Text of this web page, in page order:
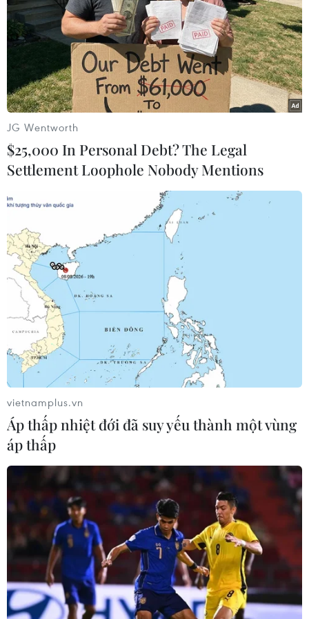
(TTXVN/Vietnam+)
#Thủ đô Mexico
#World Cup 2026
#Ngày hội bóng đá
#Hoa cúc vạn thọ
Mexico
Theo dõi VietnamPlus
WORLD CUP 2026
Đình chỉ chức vụ một hiệu trưởng do liên quan
đường dây cá độ bóng đá
World Cup 2026 mang lại hơn 2,3 tỷ USD doanh
thu du lịch cho Mexico
World Cup 2026 đóng góp khoảng 20 tỷ USD
JG Wentworth
$25,000 In Personal Debt? The Legal
Settlement Loophole Nobody Mentions
vietnamplus.vn
Áp thấp nhiệt đới đã suy yếu thành một vùng
áp thấp